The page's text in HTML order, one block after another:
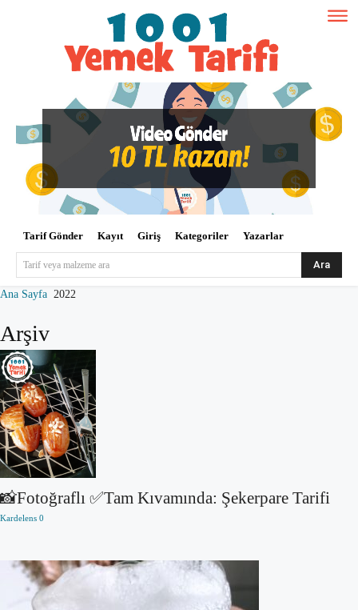
Tarif Gönder Kayıt Giriş Kategoriler Yazarlar
Tarif veya malzeme ara Ara
Ana Sayfa 2022
Arşiv
📸Fotoğraflı ✅Tam Kıvamında: Şekerpare Tarifi
Kardelens 0